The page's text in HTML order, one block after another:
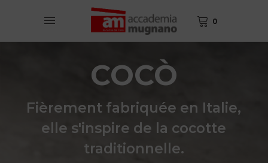
0
COCÒ
Fièrement fabriquée en Italie,
elle s'inspire de la cocotte
traditionnelle.